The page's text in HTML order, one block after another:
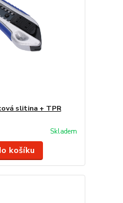
slitina + TPR
Skladem
košíku